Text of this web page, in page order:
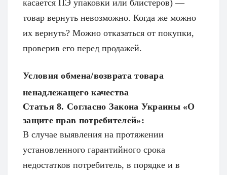
касается ПЭ упаковки или блистеров) —
товар вернуть невозможно. Когда же можно
их вернуть? Можно отказаться от покупки,
проверив его перед продажей.
Условия обмена/возврата товара
ненадлежащего качества
Статья 8. Согласно Закона Украины «О
защите прав потребителей»:
В случае выявления на протяжении
установленного гарантийного срока
недостатков потребитель, в порядке и в